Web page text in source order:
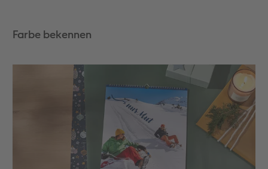
Fotobuch erstellen
Foto-Kochbuch
Neuheiten
CEWE myPhotos
Neuheiten
Extras
Fotos digitalisieren
Neuheiten
Extras
Retro Minis
Neuheiten
CEWE myPhotos
CEWE myPhotos
Neuheiten
CEWE myPhotos
Neuheiten
CEWE myPhotos
Neuheiten
Farbe bekennen